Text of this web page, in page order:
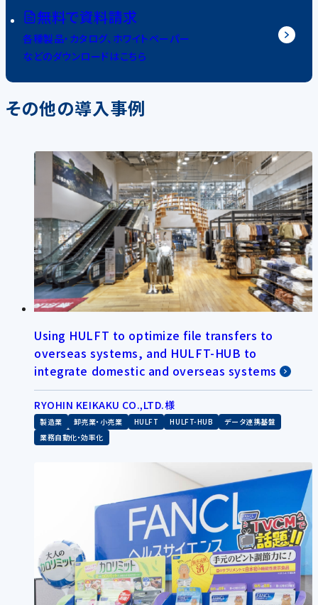
無料で資料請求
各種製品・カタログ、ホワイトペーパー
などのダウンロードはこちら
その他の導入事例
Using HULFT to optimize file transfers to
overseas systems, and HULFT-HUB to
integrate domestic and overseas systems
RYOHIN KEIKAKU CO.,LTD.様
製造業 卸売業・小売業 HULFT HULFT-HUB
データ連携基盤
業務自動化・効率化